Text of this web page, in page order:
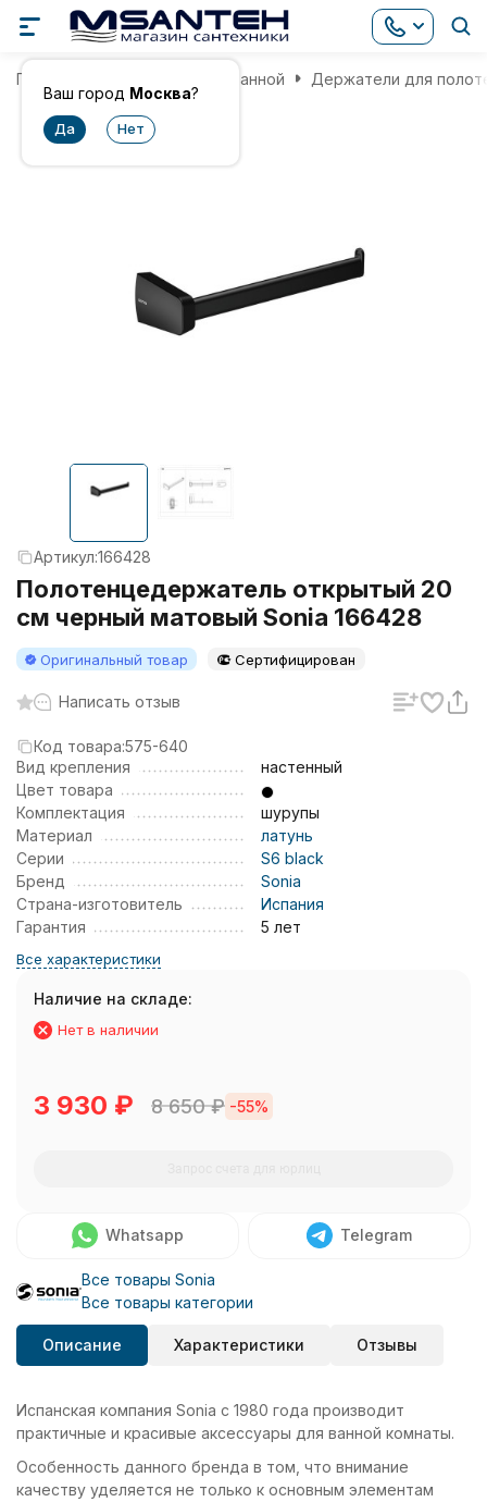
Ваш город Москва?
Главная Аксессуары для ванной Держатели для
Артикул:166428
Полотенцедержатель открытый 20
см черный матовый Sonia 166428
Оригинальный товар Сертифицирован
Написать отзыв
Код товара:575-640
Вид крепления
настенный
Цвет товара
Комплектация
шурупы
Материал
латунь
Серии
S6 black
Бренд
Sonia
Страна-изготовитель
Испания
Гарантия
5 лет
Все характеристики
Наличие на складе:
Нет в наличии
3 930 ₽ 8 650₽ -55%
Whatsapp Telegram
Все товары Sonia
Все товары категории
Описание Характеристики Отзывы
Испанская компания Sonia с 1980 года производит
практичные и красивые аксессуары для ванной комнаты.
Особенность данного бренда в том, что внимание
качеству уделяется не только к основным элементам